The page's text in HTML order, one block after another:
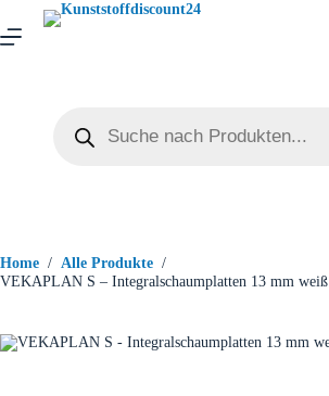
Home / Alle Produkte /
VEKAPLAN S – Integralschaumplatten 13 mm weiß